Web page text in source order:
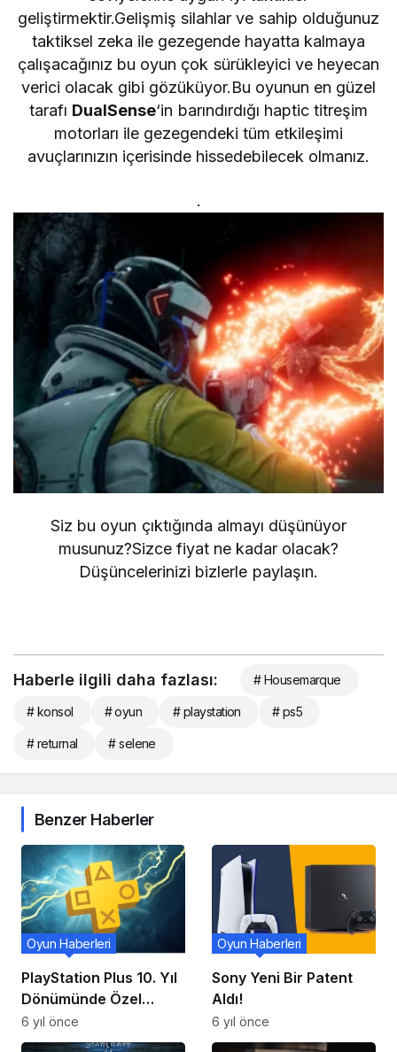
geliştirmektir.Gelişmiş silahlar ve sahip olduğunuz
taktiksel zeka ile gezegende hayatta kalmaya
çalışacağınız bu oyun çok sürükleyici ve heyecan
verici olacak gibi gözüküyor.Bu oyunun en güzel
tarafı DualSense‘in barındırdığı haptic titreşim
motorları ile gezegendeki tüm etkileşimi
avuçlarınızın içerisinde hissedebilecek olmanız.
.
Siz bu oyun çıktığında almayı düşünüyor
musunuz?Sizce fiyat ne kadar olacak?
Düşüncelerinizi bizlerle paylaşın.
Haberle ilgili daha fazlası: # Housemarque
# konsol # oyun # playstation # ps5
# returnal # selene
Benzer Haberler
PlayStation Plus 10. Yıl
Dönümünde Özel
Ücretsiz Bir PS4
Teması Yayınlandı
Oyun Haberleri
6 yıl önce
Sony Yeni Bir Patent
Aldı!
Oyun Haberleri
6 yıl önce